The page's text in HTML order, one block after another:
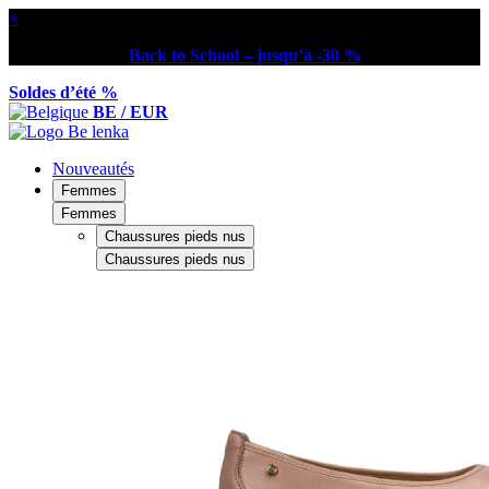
×
Back to School – jusqu’à -30 %
Soldes d’été %
BE / EUR
Nouveautés
Femmes
Femmes
Chaussures pieds nus
Chaussures pieds nus